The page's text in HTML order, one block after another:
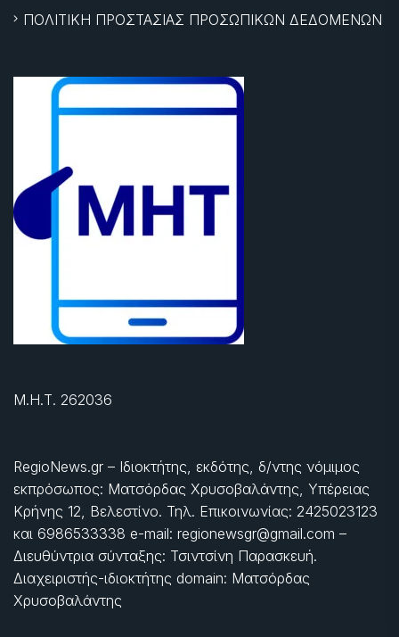
ΠΟΛΙΤΙΚΗ ΠΡΟΣΤΑΣΙΑΣ ΠΡΟΣΩΠΙΚΩΝ ΔΕΔΟΜΕΝΩΝ
Μ.Η.Τ. 262036
RegioNews.gr – Ιδιοκτήτης, εκδότης, δ/ντης νόμιμος
εκπρόσωπος: Ματσόρδας Χρυσοβαλάντης, Υπέρειας
Κρήνης 12, Βελεστίνο. Τηλ. Επικοινωνίας: 2425023123
και 6986533338 e-mail: regionewsgr@gmail.com –
Διευθύντρια σύνταξης: Τσιντσίνη Παρασκευή.
Διαχειριστής-ιδιοκτήτης domain: Ματσόρδας
Χρυσοβαλάντης